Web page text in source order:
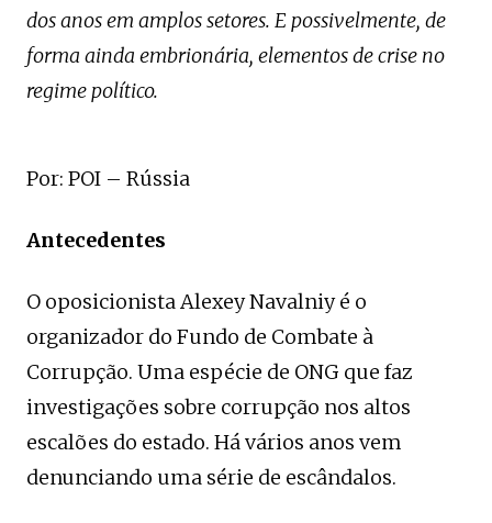
dos anos em amplos setores. E possivelmente, de
forma ainda embrionária, elementos de crise no
regime político.
Por: POI – Rússia
Antecedentes
O oposicionista Alexey Navalniy é o
organizador do Fundo de Combate à
Corrupção. Uma espécie de ONG que faz
investigações sobre corrupção nos altos
escalões do estado. Há vários anos vem
denunciando uma série de escândalos.